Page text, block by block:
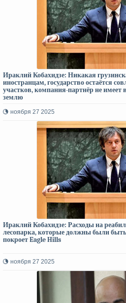
Ираклий Кобахидзе: Никакая
иностранцам, государство остаётся
участков, компания-партнёр не имеет
землю
ноября 27 2025
Ираклий Кобахидзе: Расходы на
лесопарка, которые должны были
покроет Eagle Hills
ноября 27 2025